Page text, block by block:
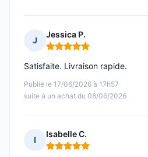
J
Jessica P.
Note : 5 sur 5
Publié le 17/06/2026 à 17h57
suite à un achat du 08/06/2026
Satisfaite. Livraison rapide.
I
Isabelle C.
Note : 5 sur 5